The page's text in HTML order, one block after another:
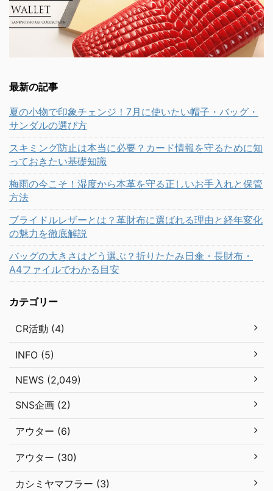
最新の記事
夏の小物で印象チェンジ！7月に使いたい帽子・バッグ・
サンダルの選び方
スキミング防止は本当に必要？カード情報を守るために知
っておきたい基礎知識
梅雨の今こそ！湿度から本革を守る正しいお手入れと保管
方法
ブライドルレザーとは？革財布に選ばれる理由と経年変化
の魅力を徹底解説
バッグの大きさはどう選ぶ？折りたたみ日傘・長財布・
A4ファイルでわかる目安
カテゴリー
CR活動 (4)
INFO (5)
NEWS (2,049)
SNS企画 (2)
アウター (6)
アウター (30)
カシミヤマフラー (3)